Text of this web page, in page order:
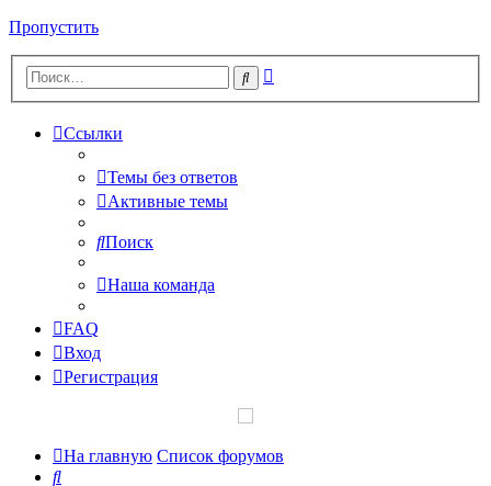
Пропустить
Поиск
Ссылки
Темы без ответов
Активные темы
Поиск
Наша команда
FAQ
Вход
Регистрация
На главную Список форумов
Поиск